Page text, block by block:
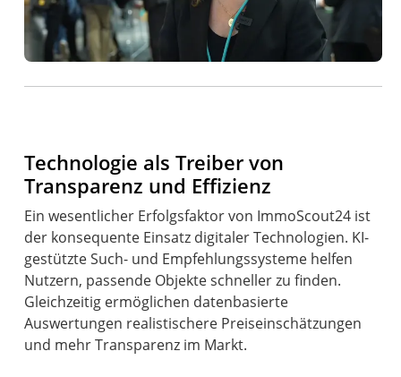
Technologie als Treiber von
Transparenz und Effizienz
Ein wesentlicher Erfolgsfaktor von ImmoScout24 ist
der konsequente Einsatz digitaler Technologien. KI-
gestützte Such- und Empfehlungssysteme helfen
Nutzern, passende Objekte schneller zu finden.
Gleichzeitig ermöglichen datenbasierte
Auswertungen realistischere Preiseinschätzungen
und mehr Transparenz im Markt.